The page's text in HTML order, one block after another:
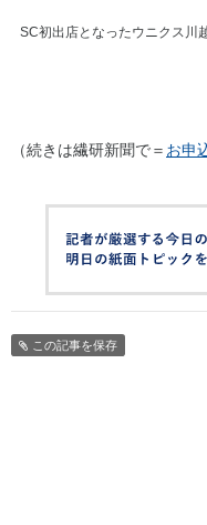
SC初出店となったウニクス川
（続きは繊研新聞で＝ お申
この記事を保存